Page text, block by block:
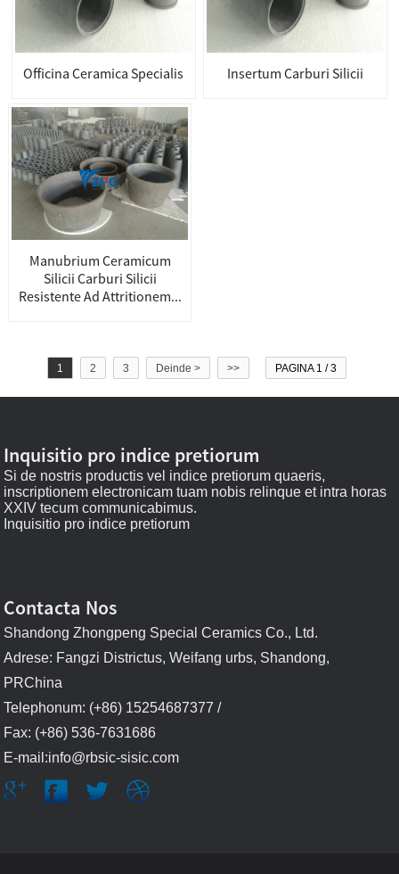
Officina Ceramica Specialis Insertum Carburi Silicii
Manubrium Ceramicum
Silicii Carburi Silicii
Resistente Ad Attritionem...
1 2 3 Deinde > >> PAGINA 1 / 3
Inquisitio pro indice pretiorum
Si de nostris productis vel indice pretiorum quaeris,
inscriptionem electronicam tuam nobis relinque et intra horas
XXIV tecum communicabimus.
Inquisitio pro indice pretiorum
Contacta Nos
Shandong Zhongpeng Special Ceramics Co., Ltd.
Adrese: Fangzi Districtus, Weifang urbs, Shandong,
PRChina
Telephonum: (+86) 15254687377 /
Fax: (+86) 536-7631686
E-mail:info@rbsic-sisic.com